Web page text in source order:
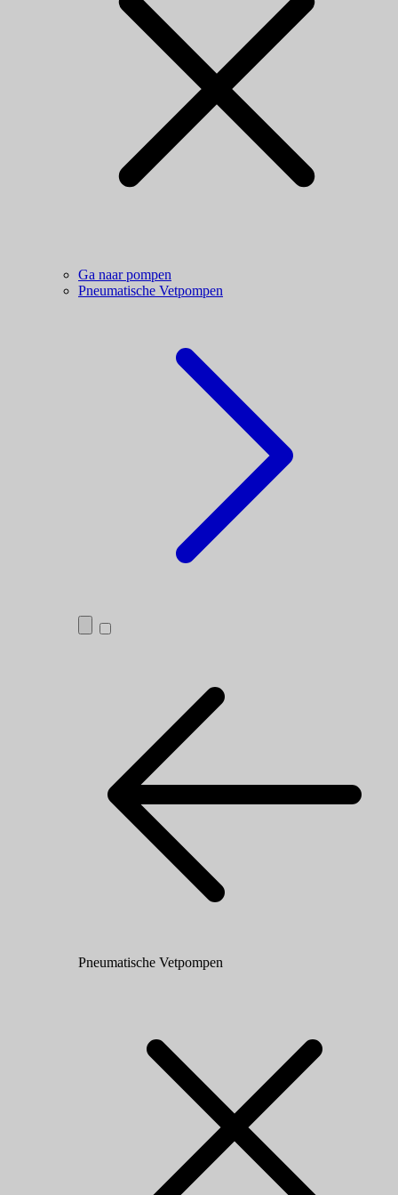
Ga naar pompen
Pneumatische Vetpompen
Pneumatische Vetpompen